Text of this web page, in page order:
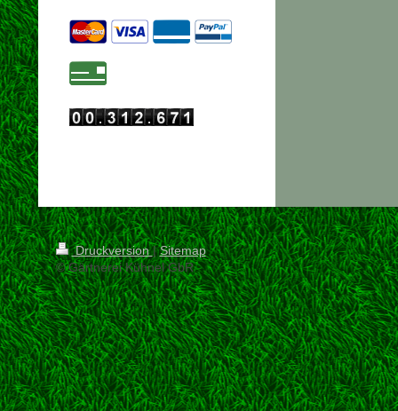
Druckversion| Sitemap
© Gärtnerei Kühnel GbR